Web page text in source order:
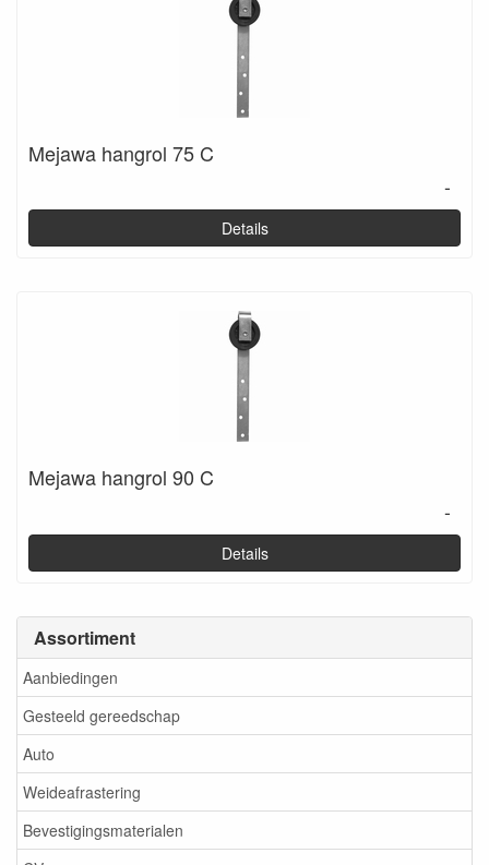
Assortiment
Aanbiedingen
Gesteeld gereedschap
Auto
Weideafrastering
Bevestigingsmaterialen
Mejawa hangrol 75 C
-
Details
Mejawa hangrol 90 C
-
Details